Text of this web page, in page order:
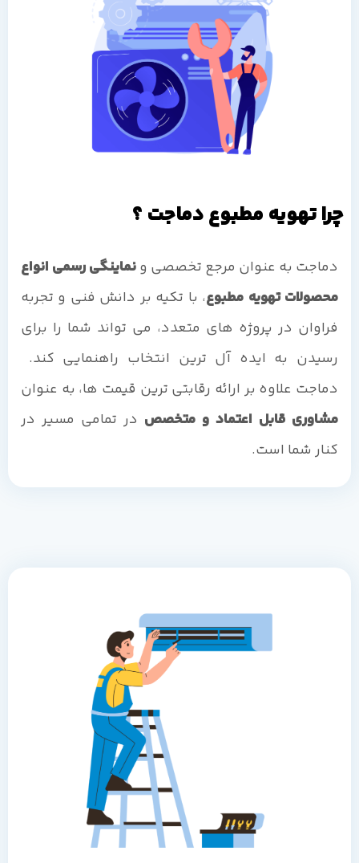
چرا تهویه مطبوع دماجت ؟
دماجت به عنوان مرجع تخصصی ونماینگی رسمی انواع
محصولات تهویه مطبوع، با تکیه بر دانش فنی و تجربه
فراوان در پروژه های متعدد، می تواند شما را برای
رسیدن به ایده آل ترین انتخاب راهنمایی کند.
دماجت علاوه بر ارائه رقابتی ترین قیمت ها، به عنوان
مشاوری قابل اعتماد و متخصص در تمامی مسیر در
کنار شما است.